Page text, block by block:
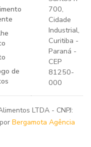
de
700,
Cidade
Industrial,
Curitiba -
Paraná -
CEP
81250-
000
LTDA - CNPJ:
Bergamota Agência